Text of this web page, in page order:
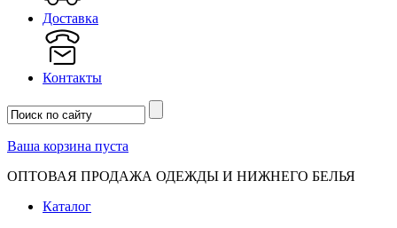
Доставка
Контакты
Ваша корзина пуста
ОПТОВАЯ ПРОДАЖА ОДЕЖДЫ И НИЖНЕГО БЕЛЬЯ
Каталог